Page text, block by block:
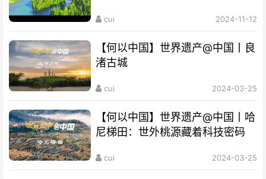
cui 2024-11-12
【何以中国】世界遗产@中国丨良
渚古城
cui 2024-03-25
【何以中国】世界遗产@中国丨哈
尼梯田：世外桃源藏着科技密码
cui 2024-03-25